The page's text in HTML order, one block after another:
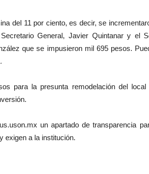
del 11 por ciento, es decir, se
General, Javier Quintanar y el
que se impusieron mil 695 pesos.
para la presunta remodelación del local
un apartado de transparencia
exigen a la institución.